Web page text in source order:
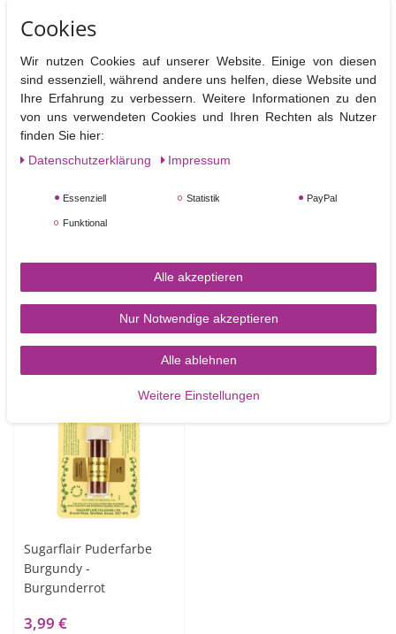
Cake Pop Mould in Cup
6,50 €
Artikel anzeigen
FunCakes silberne
4,50 €
In den Warenkorb
Sugarflair Puderfarbe
Burgundy -
Burgunderrot
3,99 €
Cookies
Wir nutzen Cookies auf unserer Website. Einige von diesen
sind essenziell, während andere uns helfen, diese Website und
Ihre Erfahrung zu verbessern. Weitere Informationen zu den
von uns verwendeten Cookies und Ihren Rechten als Nutzer
finden Sie hier:
Daten­schutz­erklärung
Impressum
Essenziell Statistik PayPal
Funktional
Alle akzeptieren
Nur Notwendige akzeptieren
Alle ablehnen
Weitere Einstellungen